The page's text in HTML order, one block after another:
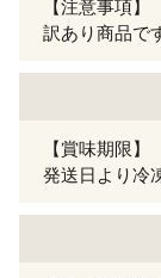
【注意事項】
訳あり商品で
【賞味期限】
発送日より冷